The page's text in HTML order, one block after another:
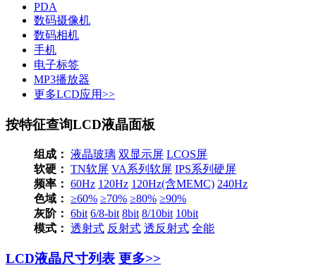
PDA
数码摄像机
数码相机
手机
电子标签
MP3播放器
更多LCD应用>>
按特征查询LCD液晶面板
组成： 液晶玻璃 双显示屏 LCOS屏
软硬： TN软屏 VA系列软屏 IPS系列硬屏
频率： 60Hz 120Hz 120Hz(含MEMC) 240Hz
色域： ≥60% ≥70% ≥80% ≥90%
灰阶： 6bit 6/8-bit 8bit 8/10bit 10bit
模式： 透射式 反射式 透反射式 全能
LCD液晶尺寸列表 更多>>